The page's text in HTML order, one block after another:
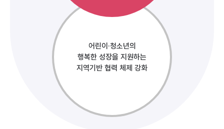
어린이·청소년의
행복한 성장을 지원하는
지역기반 협력 체제 강화